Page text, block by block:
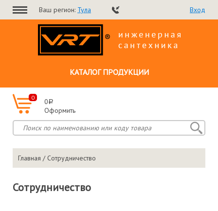
Ваш регион: Тула Вход
КАТАЛОГ ПРОДУКЦИИ
0 0a
Оформить
Главная / Сотрудничество
Сотрудничество